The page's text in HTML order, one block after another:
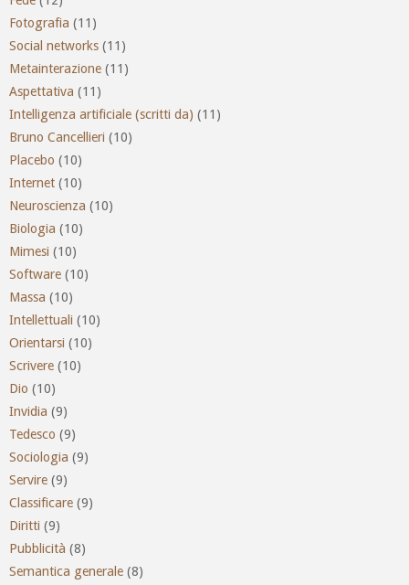
Fotografia (11)
Social networks (11)
Metainterazione (11)
Aspettativa (11)
Intelligenza artificiale (scritti da) (11)
Bruno Cancellieri (10)
Placebo (10)
Internet (10)
Neuroscienza (10)
Biologia (10)
Mimesi (10)
Software (10)
Massa (10)
Intellettuali (10)
Orientarsi (10)
Scrivere (10)
Dio (10)
Invidia (9)
Tedesco (9)
Sociologia (9)
Servire (9)
Classificare (9)
Diritti (9)
Pubblicità (8)
Semantica generale (8)